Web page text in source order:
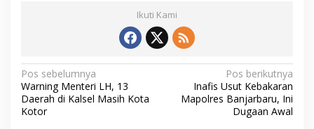
Ikuti Kami
N
a
v
Pos sebelumnya
Warning Menteri LH, 13
Daerah di Kalsel Masih Kota
Kotor
Pos berikutnya
Inafis Usut Kebakaran
Mapolres Banjarbaru, Ini
Dugaan Awal